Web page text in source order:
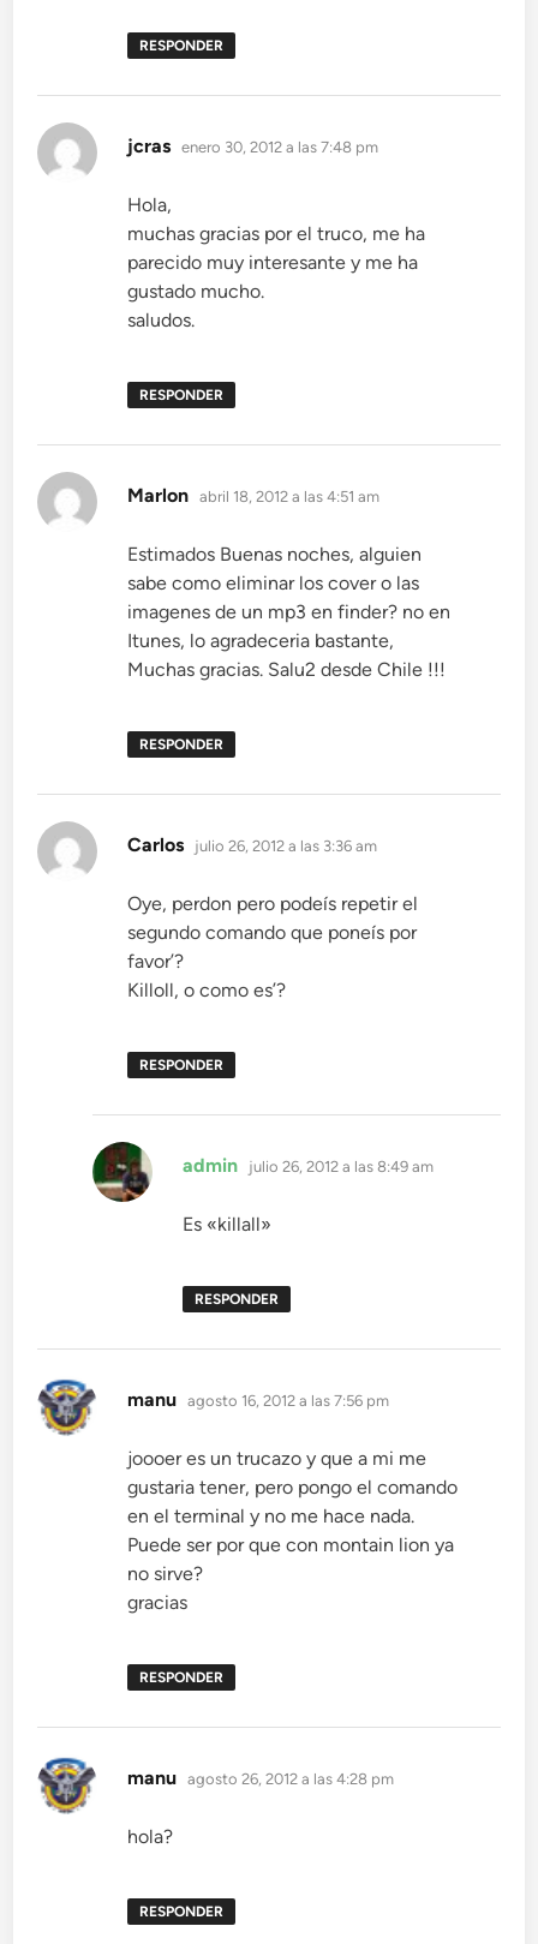
RESPONDER
jcras dice:
enero 30, 2012 a las 7:48 pm
Hola,
muchas gracias por el truco, me ha
parecido muy interesante y me ha
gustado mucho.
saludos.
RESPONDER
Marlon dice:
abril 18, 2012 a las 4:51 am
Estimados Buenas noches, alguien
sabe como eliminar los cover o las
imagenes de un mp3 en finder? no en
Itunes, lo agradeceria bastante,
Muchas gracias. Salu2 desde Chile !!!
RESPONDER
Carlos dice:
julio 26, 2012 a las 3:36 am
Oye, perdon pero podeís repetir el
segundo comando que poneís por
favor’?
Killoll, o como es’?
RESPONDER
admin dice:
julio 26, 2012 a las 8:49 am
Es «killall»
RESPONDER
manu dice:
agosto 16, 2012 a las 7:56 pm
joooer es un trucazo y que a mi me
gustaria tener, pero pongo el comando
en el terminal y no me hace nada.
Puede ser por que con montain lion ya
no sirve?
gracias
RESPONDER
manu dice:
agosto 26, 2012 a las 4:28 pm
hola?
RESPONDER